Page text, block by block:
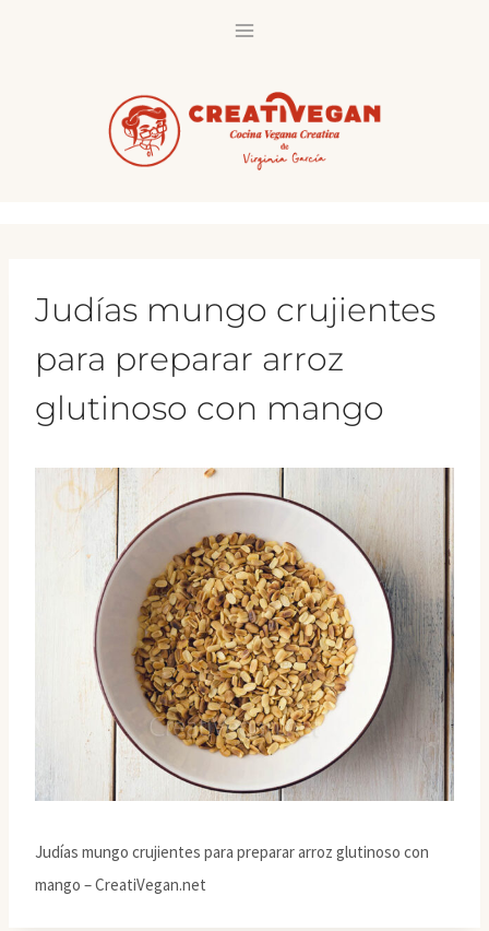
Judías mungo crujientes
para preparar arroz
glutinoso con mango
Judías mungo crujientes para preparar arroz glutinoso con
mango – CreatiVegan.net